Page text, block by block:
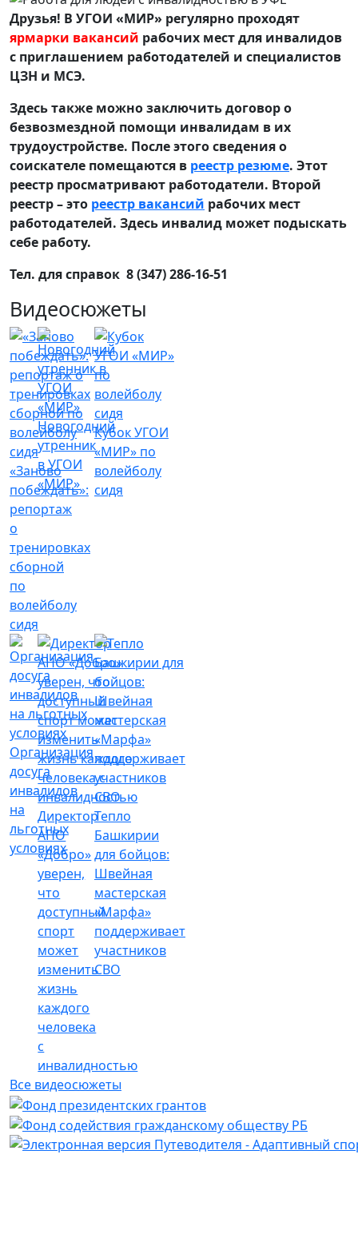
Друзья! В УГОИ «МИР» регулярно проходят
ярмарки вакансий рабочих мест для инвалидов
с приглашением работодателей и специалистов
ЦЗН и МСЭ.
Здесь также можно заключить договор о
безвозмездной помощи инвалидам в их
трудоустройстве. После этого сведения о
соискателе помещаются в реестр резюме. Этот
реестр просматривают работодатели. Второй
реестр – это реестр вакансий рабочих мест
работодателей. Здесь инвалид может подыскать
себе работу.
Тел. для справок 8 (347) 286-16-51
Видеосюжеты
«Заново
побеждать»:
репортаж
о
тренировках
сборной
по
волейболу
сидя
Новогодний
утренник
в УГОИ
«МИР»
Кубок УГОИ
«МИР» по
волейболу
сидя
Организация
досуга
инвалидов
на
льготных
условиях
Директор
АНО
«Добро»
уверен,
что
доступный
спорт
может
изменить
жизнь
каждого
человека
с
инвалидностью
Тепло
Башкирии
для бойцов:
Швейная
мастерская
«Марфа»
поддерживает
участников
СВО
Все видеосюжеты